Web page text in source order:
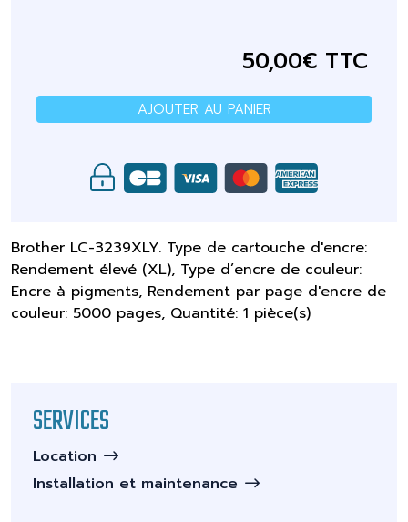
50,00€ TTC
AJOUTER AU PANIER
Brother LC-3239XLY. Type de cartouche d'encre:
Rendement élevé (XL), Type d’encre de couleur:
Encre à pigments, Rendement par page d'encre de
couleur: 5000 pages, Quantité: 1 pièce(s)
SERVICES
Location
Installation et maintenance